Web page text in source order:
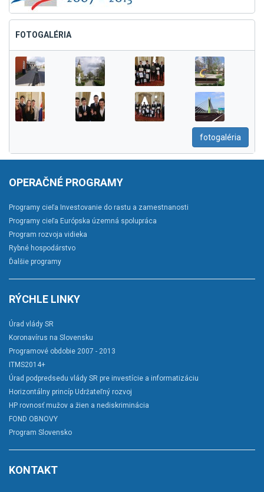
FOTOGALÉRIA
fotogaléria
OPERAČNÉ PROGRAMY
Programy cieľa Investovanie do rastu a zamestnanosti
Programy cieľa Európska územná spolupráca
Program rozvoja vidieka
Rybné hospodárstvo
Ďalšie programy
RÝCHLE LINKY
Úrad vlády SR
Koronavírus na Slovensku
Programové obdobie 2007 - 2013
ITMS2014+
Úrad podpredsedu vlády SR pre investície a informatizáciu
Horizontálny princíp Udržateľný rozvoj
HP rovnosť mužov a žien a nediskriminácia
FOND OBNOVY
Program Slovensko
KONTAKT